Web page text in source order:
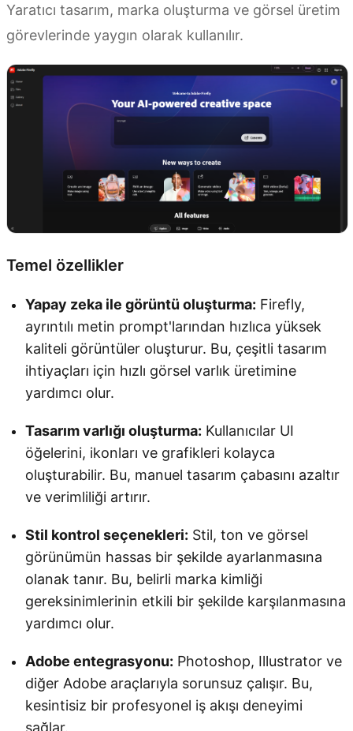
Yaratıcı tasarım, marka oluşturma ve görsel üretim
görevlerinde yaygın olarak kullanılır.
Temel özellikler
Yapay zeka ile görüntü oluşturma: Firefly,
ayrıntılı metin prompt'larından hızlıca yüksek
kaliteli görüntüler oluşturur. Bu, çeşitli tasarım
ihtiyaçları için hızlı görsel varlık üretimine
yardımcı olur.
Tasarım varlığı oluşturma: Kullanıcılar UI
öğelerini, ikonları ve grafikleri kolayca
oluşturabilir. Bu, manuel tasarım çabasını azaltır
ve verimliliği artırır.
Stil kontrol seçenekleri: Stil, ton ve görsel
görünümün hassas bir şekilde ayarlanmasına
olanak tanır. Bu, belirli marka kimliği
gereksinimlerinin etkili bir şekilde karşılanmasına
yardımcı olur.
Adobe entegrasyonu: Photoshop, Illustrator ve
diğer Adobe araçlarıyla sorunsuz çalışır. Bu,
kesintisiz bir profesyonel iş akışı deneyimi
sağlar.